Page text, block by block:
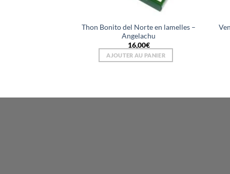
Thon Bonito del Norte en lamelles –
Angelachu
16,00€
AJOUTER AU PANIER